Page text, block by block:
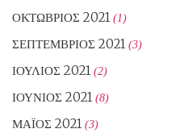
ΟΚΤΏΒΡΙΟΣ 2021 (1)
ΣΕΠΤΈΜΒΡΙΟΣ 2021 (3)
ΙΟΎΛΙΟΣ 2021 (2)
ΙΟΎΝΙΟΣ 2021 (8)
ΜΆΙΟΣ 2021 (3)